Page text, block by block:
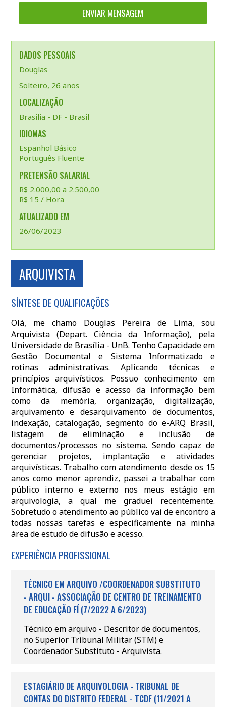
DADOS PESSOAIS
Douglas
Solteiro, 26 anos
LOCALIZAÇÃO
Brasilia - DF - Brasil
IDIOMAS
Espanhol Básico
Português Fluente
PRETENSÃO SALARIAL
R$ 2.000,00 a 2.500,00
R$ 15 / Hora
ATUALIZADO EM
26/06/2023
ARQUIVISTA
SÍNTESE DE QUALIFICAÇÕES
Olá, me chamo Douglas Pereira de Lima, sou
Arquivista (Depart. Ciência da Informação), pela
Universidade de Brasília - UnB. Tenho Capacidade em
Gestão Documental e Sistema Informatizado e
rotinas administrativas. Aplicando técnicas e
princípios arquivísticos. Possuo conhecimento em
Informática, difusão e acesso da informação bem
como da memória, organização, digitalização,
arquivamento e desarquivamento de documentos,
indexação, catalogação, segmento do e-ARQ Brasil,
listagem de eliminação e inclusão de
documentos/processos no sistema. Sendo capaz de
gerenciar projetos, implantação e atividades
arquivísticas. Trabalho com atendimento desde os 15
anos como menor aprendiz, passei a trabalhar com
público interno e externo nos meus estágio em
arquivologia, a qual me graduei recentemente.
Sobretudo o atendimento ao público vai de encontro a
todas nossas tarefas e especificamente na minha
área de estudo de difusão e acesso.
EXPERIÊNCIA PROFISSIONAL
TÉCNICO EM ARQUIVO /COORDENADOR SUBSTITUTO
- ARQUI - ASSOCIAÇÃO DE CENTRO DE TREINAMENTO
DE EDUCAÇÃO FÍ (7/2022 A 6/2023)
Técnico em arquivo - Descritor de documentos,
no Superior Tribunal Militar (STM) e
Coordenador Substituto - Arquivista.
ESTAGIÁRIO DE ARQUIVOLOGIA - TRIBUNAL DE
CONTAS DO DISTRITO FEDERAL - TCDF (11/2021 A